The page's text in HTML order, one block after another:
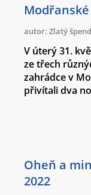
autor: Zlatý
V úterý 31.
ze třech
zahrádce v
přivítali dva
Oheň a
2022